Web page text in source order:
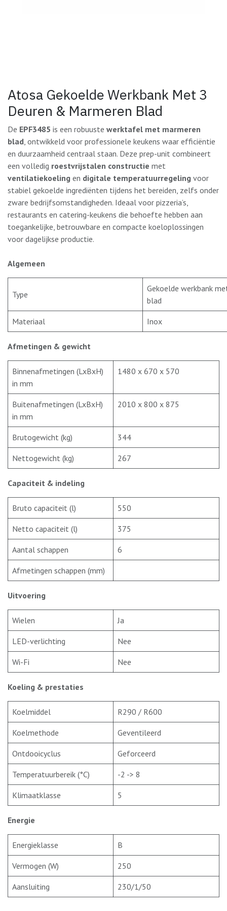
Atosa Gekoelde Werkbank Met 3
Deuren & Marmeren Blad
De EPF3485 is een robuuste werktafel met marmeren
blad , ontwikkeld voor professionele keukens waar efficiëntie
en duurzaamheid centraal staan. Deze prep-unit combineert
een volledig roestvrijstalen constructie met
ventilatiekoeling en digitale temperatuurregeling voor
stabiel gekoelde ingrediënten tijdens het bereiden, zelfs onder
zware bedrijfsomstandigheden. Ideaal voor pizzeria’s,
restaurants en catering-keukens die behoefte hebben aan
toegankelijke, betrouwbare en compacte koeloplossingen
voor dagelijkse productie.
Algemeen
Type
Gekoelde werkbank
blad
Materiaal Inox
Afmetingen & gewicht
Binnenafmetingen (LxBxH)
in mm
1480 x 670 x 570
Buitenafmetingen (LxBxH)
in mm
2010 x 800 x 875
Brutogewicht (kg) 344
Nettogewicht (kg) 267
Capaciteit & indeling
Bruto capaciteit (l) 550
Netto capaciteit (l) 375
Aantal schappen 6
Afmetingen schappen (mm)
Uitvoering
Wielen Ja
LED-verlichting Nee
Wi-Fi Nee
Koeling & prestaties
Koelmiddel R290 / R600
Koelmethode Geventileerd
Ontdooicyclus Geforceerd
Temperatuurbereik (°C) -2 -> 8
Klimaatklasse 5
Energie
Energieklasse B
Vermogen (W) 250
Aansluiting 230/1/50